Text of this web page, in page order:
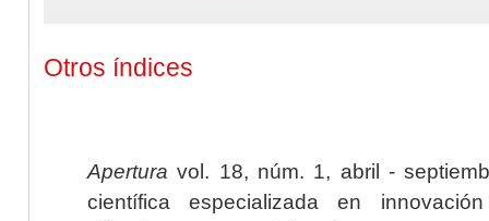
Otros índices
Apertura vol. 18, núm. 1, abril -
científica especializada en